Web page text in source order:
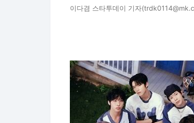
이다겸 스타투데이 기자